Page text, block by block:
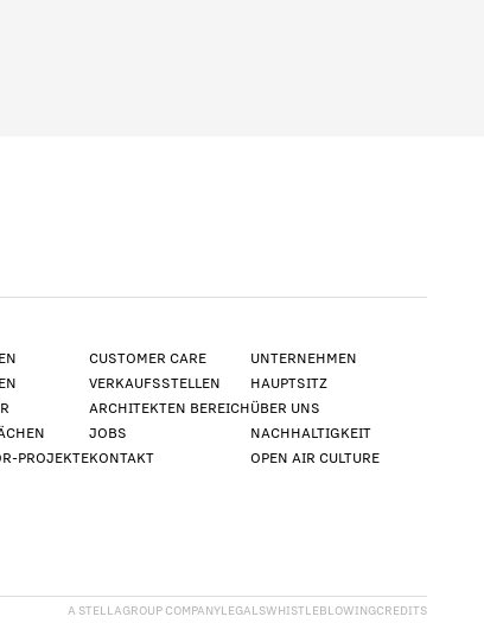
PROJEKTE
CUSTOMER CARE
VERKAUFSSTELLEN
ARCHITEKTEN BEREICH
JOBS
KONTAKT
UNTERNEHMEN
HAUPTSITZ
ÜBER UNS
NACHHALTIGKEIT
OPEN AIR CULTURE
A STELLAGROUP COMPANYLEGALSWHISTLEBLOWINGCREDITS